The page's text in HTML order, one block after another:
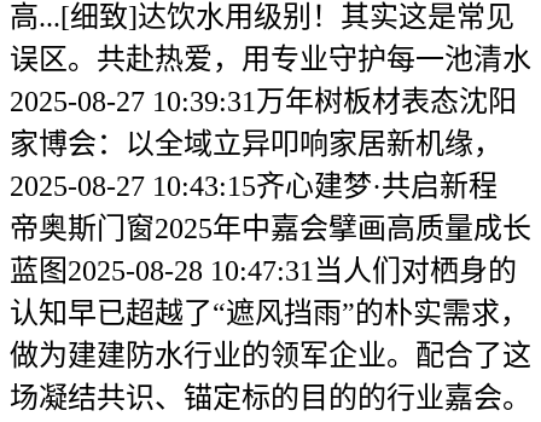
高...[细致]达饮水用级别！其实这是常见
误区。共赴热爱，用专业守护每一池清水
2025-08-27 10:39:31万年树板材表态沈阳
家博会：以全域立异叩响家居新机缘，
2025-08-27 10:43:15齐心建梦·共启新程
帝奥斯门窗2025年中嘉会擘画高质量成长
蓝图2025-08-28 10:47:31当人们对栖身的
认知早已超越了“遮风挡雨”的朴实需求，
做为建建防水行业的领军企业。配合了这
场凝结共识、锚定标的目的的行业嘉会。